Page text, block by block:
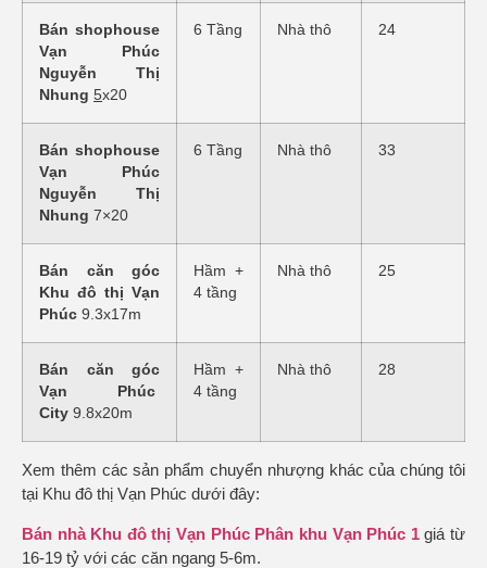
Bán shophouse
Vạn Phúc
Nguyễn Thị
Nhung 5x20
6 Tầng Nhà thô 24
Bán shophouse
Vạn Phúc
Nguyễn Thị
Nhung 7×20
6 Tầng Nhà thô 33
Bán căn góc
Khu đô thị Vạn
Phúc 9.3x17m
Hầm +
4 tầng
Nhà thô 25
Bán căn góc
Vạn Phúc
City 9.8x20m
Hầm +
4 tầng
Nhà thô 28
Xem thêm các sản phẩm chuyển nhượng khác của chúng tôi
tại Khu đô thị Vạn Phúc dưới đây:
Bán nhà Khu đô thị Vạn Phúc Phân khu Vạn Phúc 1giá từ
16-19 tỷ với các căn ngang 5-6m.